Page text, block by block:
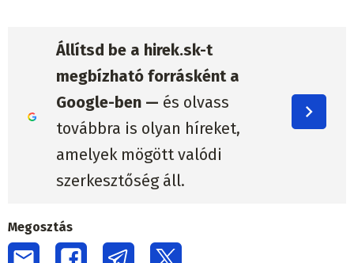
Állítsd be a hirek.sk-t
megbízható forrásként a
Google-ben — és olvass
továbbra is olyan híreket,
amelyek mögött valódi
szerkesztőség áll.
Megosztás